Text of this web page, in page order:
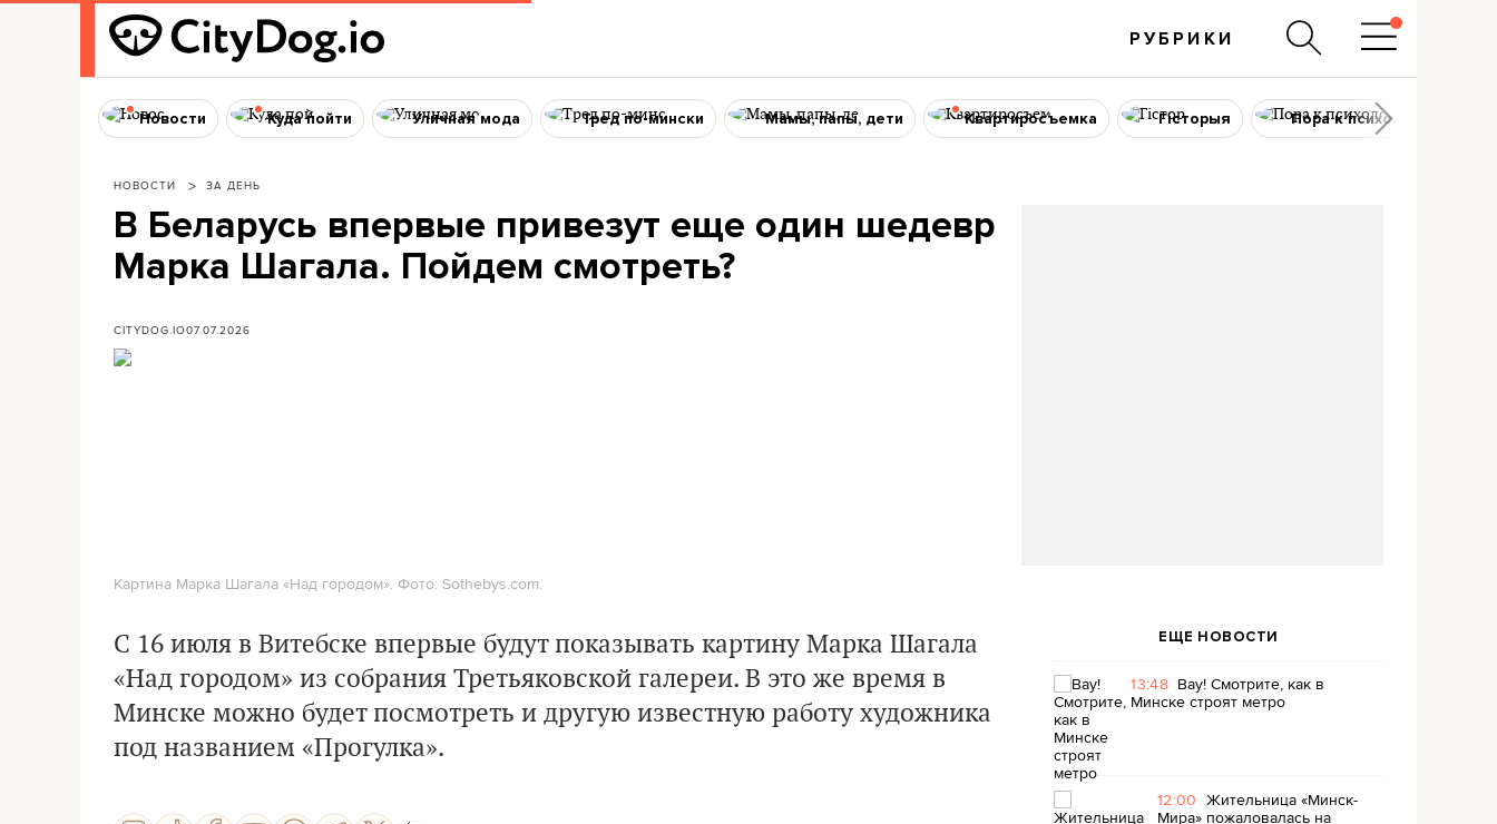
РУБРИКИ
Новости Куда пойти Уличная мода Тред по-мински Мамы, папы, дети Квартиросъемка Гісторыя Пора к психологу
НОВОСТИ ЗА ДЕНЬ
В Беларусь впервые привезут еще один шедевр
Марка Шагала. Пойдем смотреть?
CITYDOG.IO07.07.2026
Картина Марка Шагала «Над городом». Фото: Sothebys.com.
С 16 июля в Витебске впервые будут показывать картину Марка Шагала
«Над городом» из собрания Третьяковской галереи. В это же время в
Минске можно будет посмотреть и другую известную работу художника
под названием «Прогулка».
ЕЩЕ НОВОСТИ
13:48 Вау! Смотрите, как в
Минске строят метро
12:00 Жительница «Минск-
Мира» пожаловалась на